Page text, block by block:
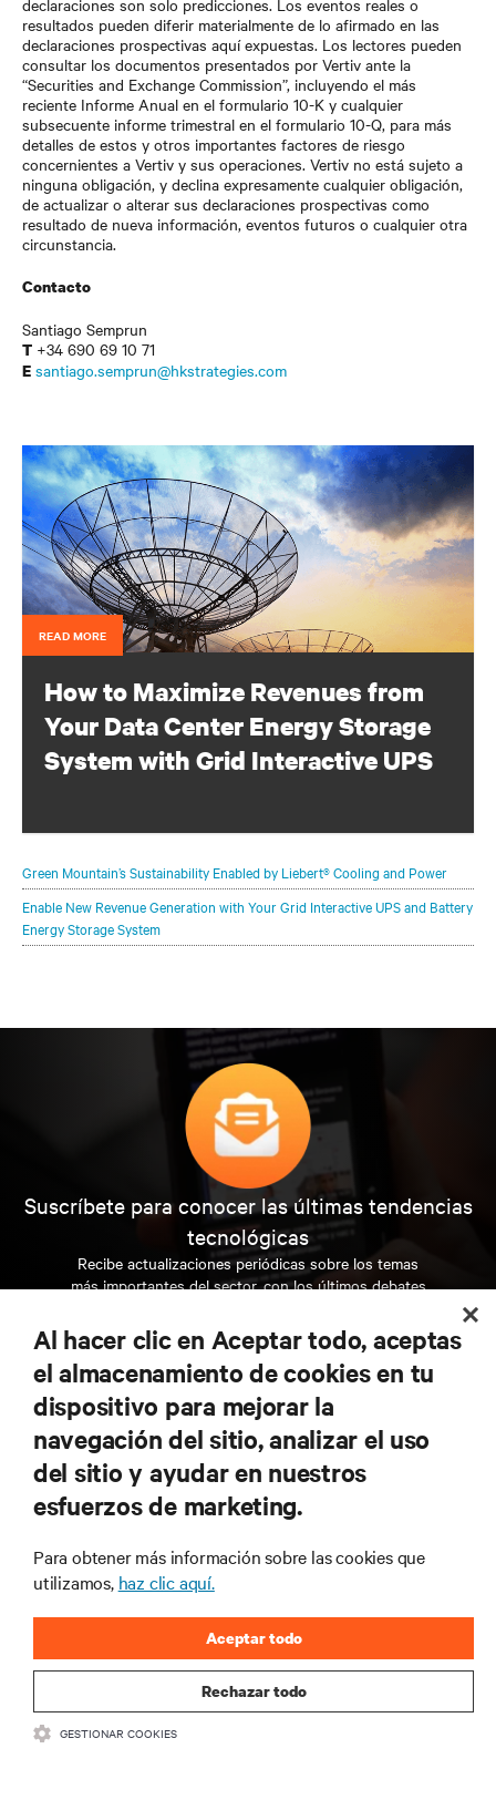
declaraciones son solo predicciones. Los eventos reales o
resultados pueden diferir materialmente de lo afirmado en las
declaraciones prospectivas aquí expuestas. Los lectores pueden
consultar los documentos presentados por Vertiv ante la
“Securities and Exchange Commission”, incluyendo el más
reciente Informe Anual en el formulario 10-K y cualquier
subsecuente informe trimestral en el formulario 10-Q, para más
detalles de estos y otros importantes factores de riesgo
concernientes a Vertiv y sus operaciones. Vertiv no está sujeto a
ninguna obligación, y declina expresamente cualquier obligación,
de actualizar o alterar sus declaraciones prospectivas como
resultado de nueva información, eventos futuros o cualquier otra
circunstancia.
Contacto
Santiago Semprun
T +34 690 69 10 71
E santiago.semprun@hkstrategies.com
READ MORE
How to Maximize Revenues from
Your Data Center Energy Storage
System with Grid Interactive UPS
traditional sources of energy.
Green Mountain’s Sustainability Enabled by Liebert® Cooling and Power
Enable New Revenue Generation with Your Grid Interactive UPS and Battery
Energy Storage System
Suscríbete para conocer las últimas tendencias
tecnológicas
Recibe actualizaciones periódicas sobre los temas
más importantes del sector, con los últimos debates
centros de datos y gestión de infraestructuras.
REGÍSTRATE AHORA
RECURSOS
CORPORATIVO
CONECTA CON NOSOTROS
Al hacer clic en Aceptar todo, aceptas
el almacenamiento de cookies en tu
dispositivo para mejorar la
navegación del sitio, analizar el uso
del sitio y ayudar en nuestros
esfuerzos de marketing.
Para obtener más información sobre las cookies que
utilizamos, haz clic aquí.
Rechazar todo
Aceptar todo
GESTIONAR COOKIES